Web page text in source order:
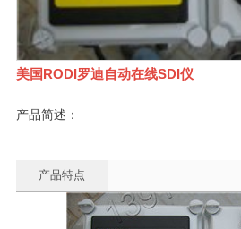
美国RODI罗迪自动在线SDI仪
产品简述：
产品特点